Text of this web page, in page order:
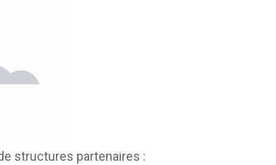
structures partenaires :